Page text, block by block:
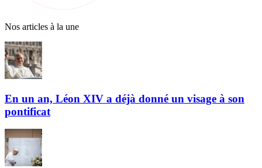
Nos articles à la une
En un an, Léon XIV a déjà donné un visage à son
pontificat